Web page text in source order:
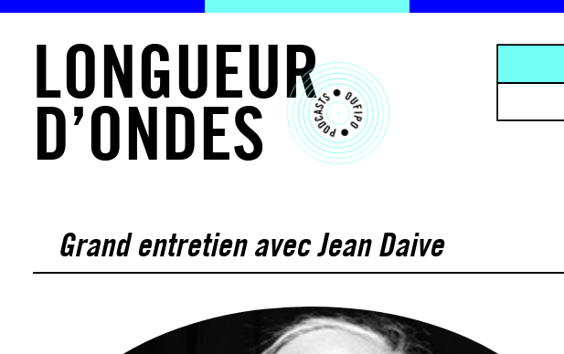
LONGUEUR
D’ONDES
Grand entretien avec Jean Daive